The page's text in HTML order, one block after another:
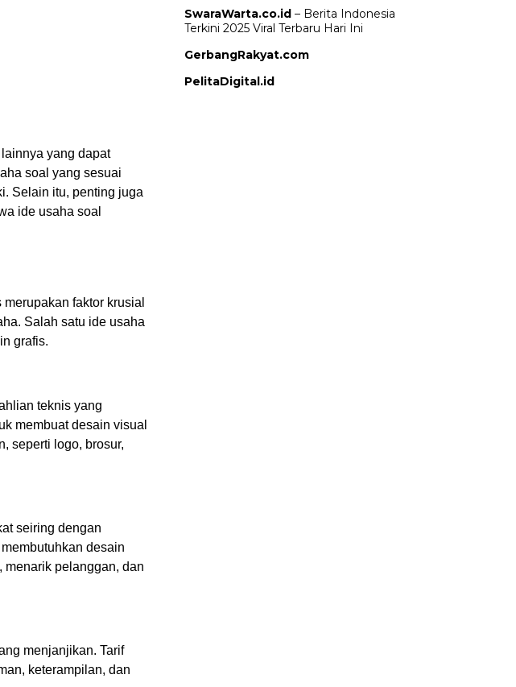
yang dapat
soal yang sesuai
Selain itu, penting juga
ide usaha soal
faktor krusial
Salah satu ide usaha
grafis.
teknis yang
membuat desain visual
seperti logo, brosur,
seiring dengan
desain
menarik pelanggan, dan
menjanjikan. Tarif
keterampilan, dan
SwaraWarta.co.id – Berita Indonesia
Terkini 2025 Viral Terbaru Hari Ini
GerbangRakyat.com
PelitaDigital.id